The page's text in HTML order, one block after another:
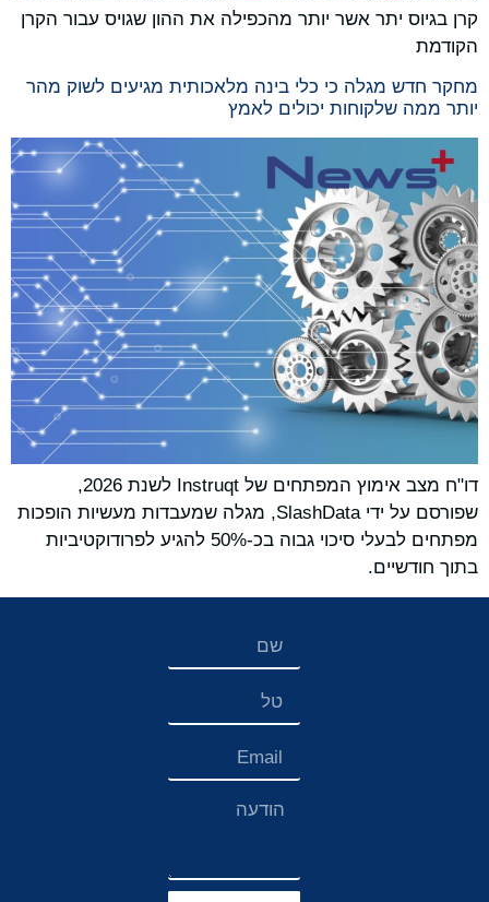
קרן בגיוס יתר אשר יותר מהכפילה את ההון שגויס עבור הקרן
הקודמת
מחקר חדש מגלה כי כלי בינה מלאכותית מגיעים לשוק מהר
יותר ממה שלקוחות יכולים לאמץ
דו"ח מצב אימוץ המפתחים של Instruqt לשנת 2026,
שפורסם על ידי SlashData, מגלה שמעבדות מעשיות הופכות
מפתחים לבעלי סיכוי גבוה בכ-50% להגיע לפרודוקטיביות
בתוך חודשיים.